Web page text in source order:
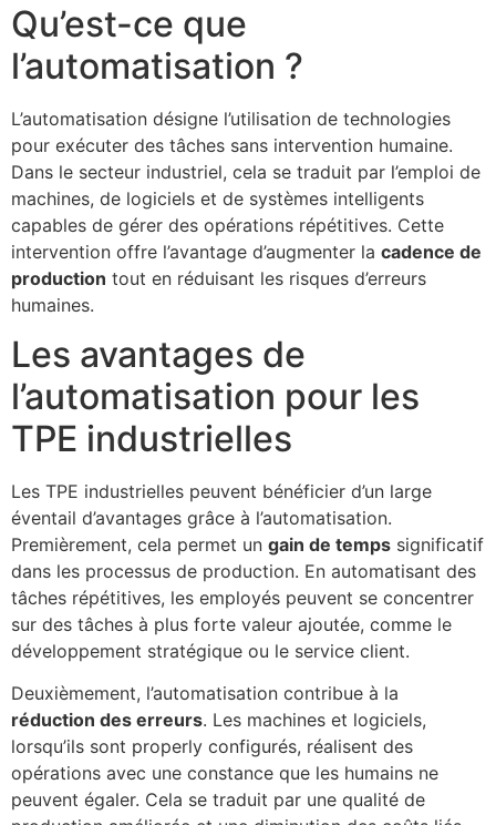
Qu’est-ce que
l’automatisation ?
L’automatisation désigne l’utilisation de technologies
pour exécuter des tâches sans intervention humaine.
Dans le secteur industriel, cela se traduit par l’emploi de
machines, de logiciels et de systèmes intelligents
capables de gérer des opérations répétitives. Cette
intervention offre l’avantage d’augmenter la cadence de
production tout en réduisant les risques d’erreurs
humaines.
Les avantages de
l’automatisation pour les
TPE industrielles
Les TPE industrielles peuvent bénéficier d’un large
éventail d’avantages grâce à l’automatisation.
Premièrement, cela permet un gain de temps significatif
dans les processus de production. En automatisant des
tâches répétitives, les employés peuvent se concentrer
sur des tâches à plus forte valeur ajoutée, comme le
développement stratégique ou le service client.
Deuxièmement, l’automatisation contribue à la
réduction des erreurs. Les machines et logiciels,
lorsqu’ils sont properly configurés, réalisent des
opérations avec une constance que les humains ne
peuvent égaler. Cela se traduit par une qualité de